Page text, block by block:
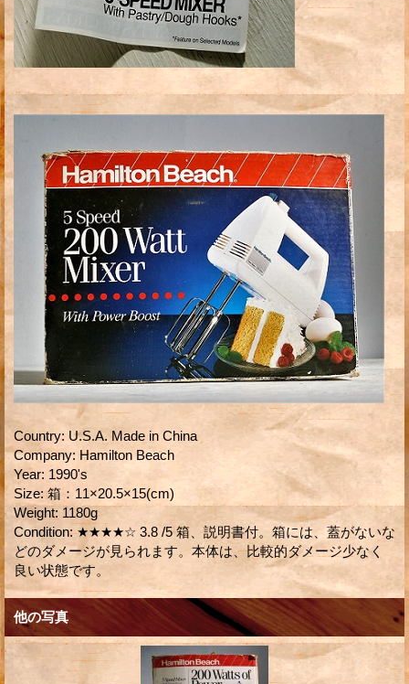
Country: U.S.A. Made in China
Company: Hamilton Beach
Year: 1990's
Size: 箱：11×20.5×15(cm)
Weight: 1180g
Condition: ★★★★☆ 3.8 /5 箱、説明書付。箱には、蓋がないな
どのダメージが見られます。本体は、比較的ダメージ少なく
良い状態です。
他の写真